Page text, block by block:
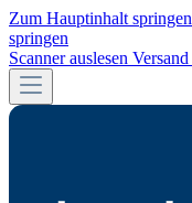
Zum Hauptinhalt springen
springen
Scanner auslesen Versand